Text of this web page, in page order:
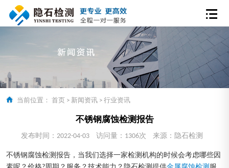
当前位置： 首页 > 新闻资讯 > 行业资讯
不锈钢腐蚀检测报告
发布时间：2022-04-03 访问量：1306次 来源：隐石检测
不锈钢腐蚀检测报告，当我们选择一家检测机构的时候会考虑哪些因